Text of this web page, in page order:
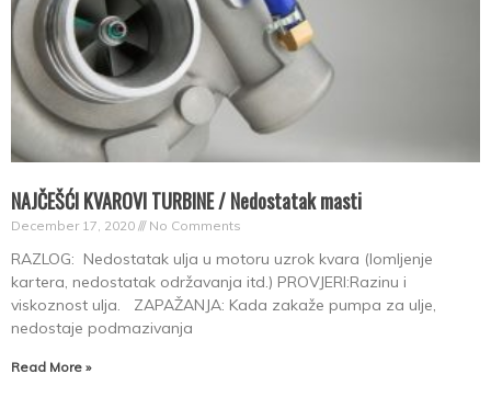
NAJČEŠĆI KVAROVI TURBINE / Nedostatak masti
December 17, 2020 No Comments
RAZLOG: Nedostatak ulja u motoru uzrok kvara (lomljenje
kartera, nedostatak održavanja itd.) PROVJERI:Razinu i
viskoznost ulja. ZAPAŽANJA: Kada zakaže pumpa za ulje,
nedostaje podmazivanja
Read More »